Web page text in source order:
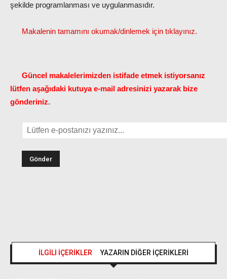
şekilde programlanması ve uygulanmasıdır.
Makalenin tamamını okumak/dinlemek için tıklayınız.
Güncel makalelerimizden istifade etmek istiyorsanız
lütfen aşağıdaki kutuya e-mail adresinizi yazarak bize
gönderiniz.
İLGİLİ İÇERİKLER YAZARIN DİĞER İÇERİKLERİ